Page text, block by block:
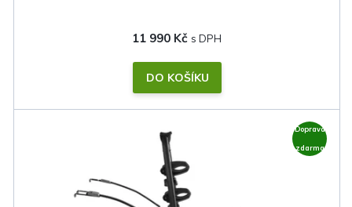
11 990 Kč
DO KOŠÍKU
Doprava
zdarma